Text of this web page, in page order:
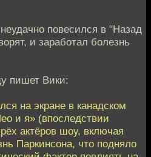
повесился в "Назад
и заработал болезнь
пишет Вики:
на экране в канадском
и я» (впоследствии
актёров шоу, включая
Паркинсона, что подняло